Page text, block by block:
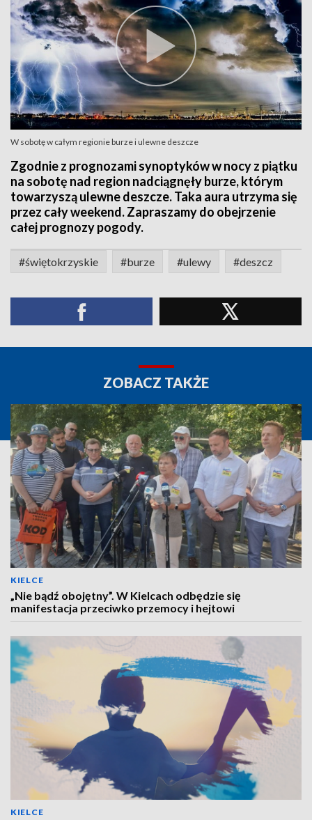
W sobotę w całym regionie burze i ulewne deszcze
Zgodnie z prognozami synoptyków w nocy z piątku
na sobotę nad region nadciągnęły burze, którym
towarzyszą ulewne deszcze. Taka aura utrzyma się
przez cały weekend. Zapraszamy do obejrzenie
całej prognozy pogody.
#świętokrzyskie #burze #ulewy #deszcz
ZOBACZ TAKŻE
KIELCE
„Nie bądź obojętny”. W Kielcach odbędzie się
manifestacja przeciwko przemocy i hejtowi
KIELCE